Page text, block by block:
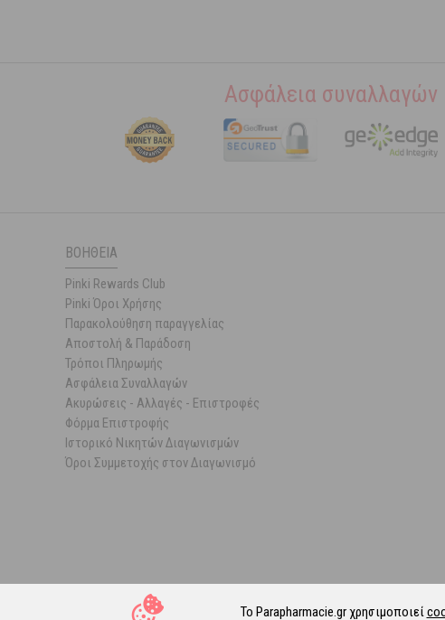
Το Parapharmacie.gr χρησιμοποιεί
Ασφάλεια συναλλαγών
ΒΟΉΘΕΙΑ
Pinki Rewards Club
Pinki Όροι Χρήσης
Παρακολούθηση παραγγελίας
Αποστολή & Παράδοση
Τρόποι Πληρωμής
Ασφάλεια Συναλλαγών
Ακυρώσεις - Αλλαγές - Επιστροφές
Φόρμα Επιστροφής
Ιστορικό Νικητών Διαγωνισμών
Όροι Συμμετοχής στον Διαγωνισμό
© 2026